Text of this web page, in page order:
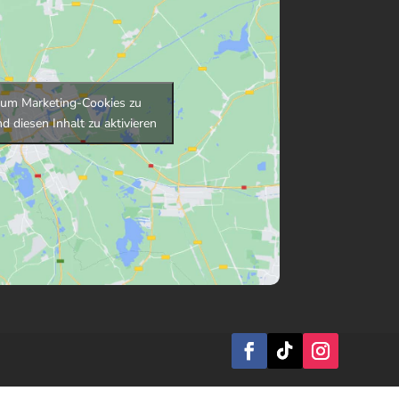
Marketing-Cookies zu
diesen Inhalt zu aktivieren